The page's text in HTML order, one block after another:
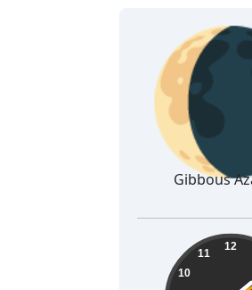
Gibbous
13:41:11 12
10
11